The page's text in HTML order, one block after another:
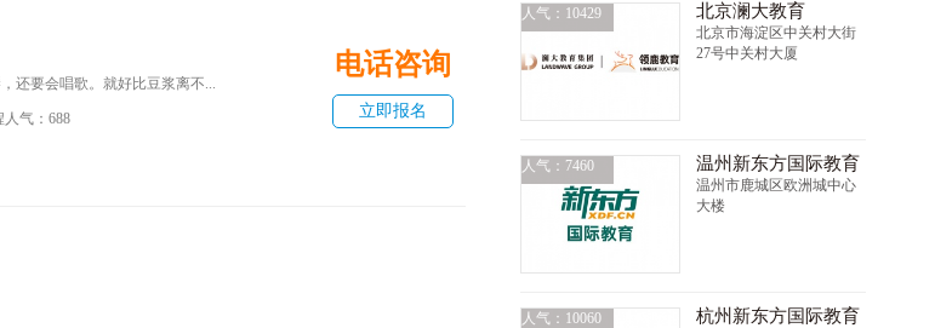
还要会唱歌。就好比豆浆离不...
人气：688
电话咨询
立即报名
人气：10429 北京澜大教育
北京市海淀区中关村大街
27号中关村大厦
人气：7460 温州新东方国际教育
温州市鹿城区欧洲城中心
大楼
人气：10060 杭州新东方国际教育